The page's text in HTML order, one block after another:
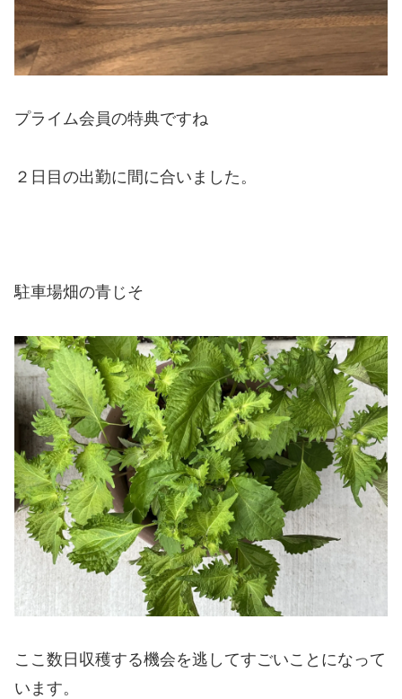
プライム会員の特典ですね
２日目の出勤に間に合いました。
駐車場畑の青じそ
ここ数日収穫する機会を逃してすごいことになって
います。